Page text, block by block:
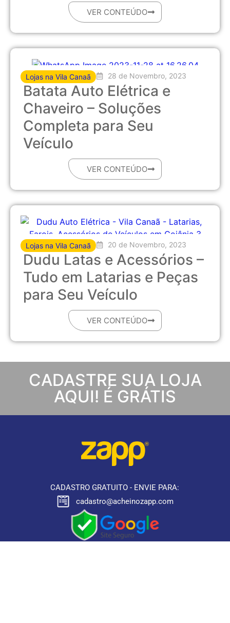
VER CONTEÚDO
Lojas na Vila Canaã 28 de Novembro, 2023
Batata Auto Elétrica e
Chaveiro – Soluções
Completa para Seu
Veículo
VER CONTEÚDO
Lojas na Vila Canaã 20 de Novembro, 2023
Dudu Latas e Acessórios –
Tudo em Latarias e Peças
para Seu Veículo
VER CONTEÚDO
CADASTRE SUA LOJA
AQUI! É GRÁTIS
CADASTRO GRATUITO - ENVIE PARA:
cadastro@acheinozapp.com